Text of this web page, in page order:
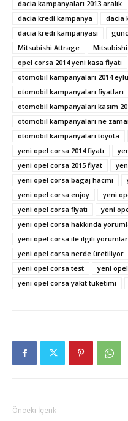
dacia kampanyaları 2013 aralık
dacia kredi kampanya
dacia
dacia kredi kampanyası
Mitsubishi Attrage
opel corsa 2014 yeni kasa fiyatı
otomobil kampanyaları 2014
otomobil kampanyaları fiyatları
otomobil kampanyaları kasım
otomobil kampanyaları ne
otomobil kampanyaları toyota
yeni opel corsa 2014 fiyatı
yeni opel corsa 2015 fiyat
yeni opel corsa bagaj hacmi
yeni opel corsa enjoy
yeni
yeni opel corsa fiyatı
yeni
yeni opel corsa hakkında
yeni opel corsa ile ilgili yorumlar
yeni opel corsa nerde üretiliyor
yeni opel corsa test
yeni
yeni opel corsa yakıt tüketimi
Önceki İçerik